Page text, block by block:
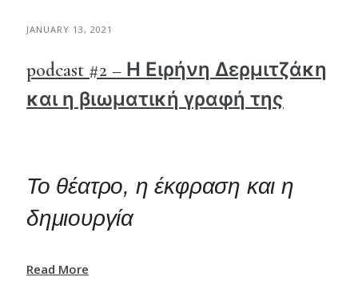
JANUARY 13, 2021
podcast #2 – Η Ειρήνη Δερμιτζάκη
και η βιωματική γραφή της
Το θέατρο, η έκφραση και η
δημιουργία
Read More